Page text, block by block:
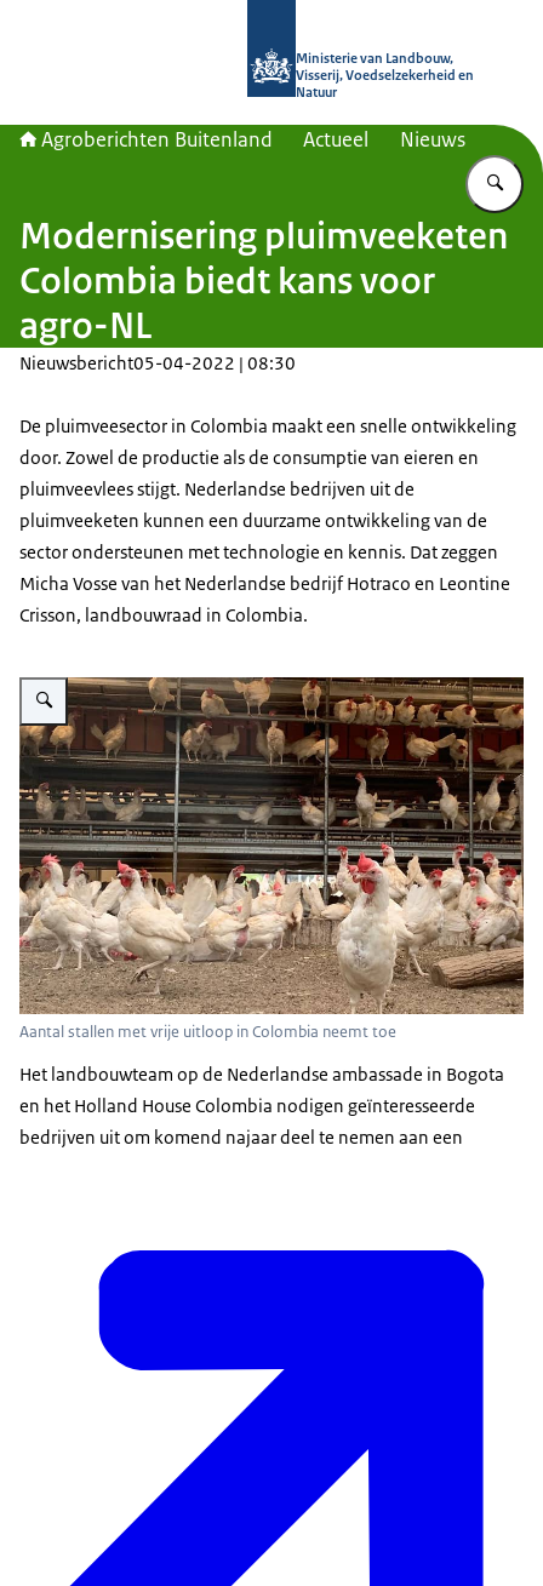
Ministerie van Landbouw,
Visserij, Voedselzekerheid en
Natuur
Agroberichten Buitenland Actueel Nieuws
Modernisering pluimveeketen
Colombia biedt kans voor
agro-NL
Nieuwsbericht05-04-2022 | 08:30
De pluimveesector in Colombia maakt een snelle ontwikkeling
door. Zowel de productie als de consumptie van eieren en
pluimveevlees stijgt. Nederlandse bedrijven uit de
pluimveeketen kunnen een duurzame ontwikkeling van de
sector ondersteunen met technologie en kennis. Dat zeggen
Micha Vosse van het Nederlandse bedrijf Hotraco en Leontine
Crisson, landbouwraad in Colombia.
Vergroot afbeelding Aantal stallen met vrije uitloop in Colombia neemt toe
Aantal stallen met vrije uitloop in Colombia neemt toe
Het landbouwteam op de Nederlandse ambassade in Bogota
en het Holland House Colombia nodigen geïnteresseerde
bedrijven uit om komend najaar deel te nemen aan een